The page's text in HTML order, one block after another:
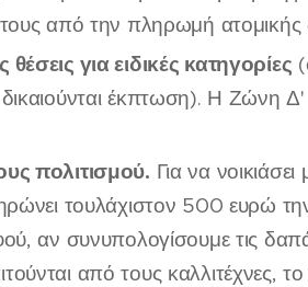
από την πληρωμή
για ειδικές κατηγορίες
έκπτωση). Η Ζώνη Δ'
πολιτισμού. Για να
τουλάχιστον 500 ευρώ
αν συνυπολογίσουμε τις
από τους καλλιτέχνες, το